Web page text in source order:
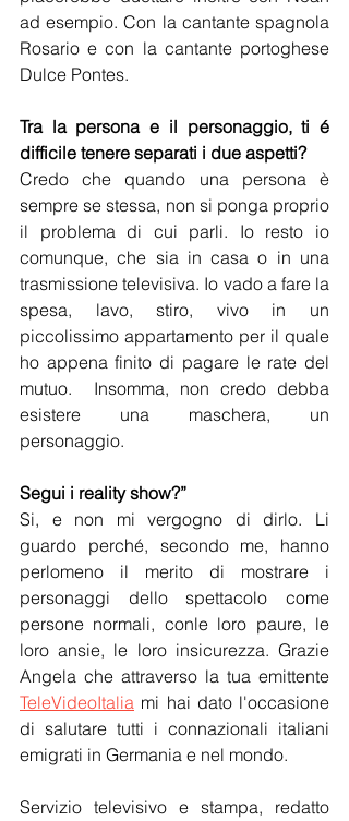
ad esempio. Con la cantante spagnola
Rosario e con la cantante portoghese
Dulce Pontes.
Tra la persona e il personaggio, ti é
difficile tenere separati i due aspetti?
Credo che quando una persona è
sempre se stessa, non si ponga proprio
il problema di cui parli. Io resto io
comunque, che sia in casa o in una
trasmissione televisiva. Io vado a fare la
spesa, lavo, stiro, vivo in un
piccolissimo appartamento per il quale
ho appena finito di pagare le rate del
mutuo.  Insomma, non credo debba
esistere una maschera, un
personaggio.
Segui i reality show?”
Si, e non mi vergogno di dirlo. Li
guardo perché, secondo me, hanno
perlomeno il merito di mostrare i
personaggi dello spettacolo come
persone normali, conle loro paure, le
loro ansie, le loro insicurezza. Grazie
TeleVideoItalia mi hai dato l'occasione
di salutare tutti i connazionali italiani
emigrati in Germania e nel mondo.
Servizio televisivo e stampa, redatto